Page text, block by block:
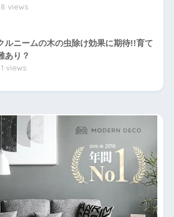
views
ルニームの木の虫除け効果に期待!!育て
あり？
views